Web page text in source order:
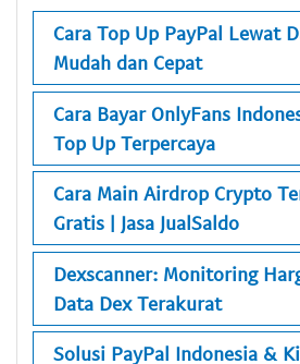
Cara Top Up PayPal Lewat
Mudah dan Cepat
Cara Bayar OnlyFans
Top Up Terpercaya
Cara Main Airdrop Crypto
Gratis | Jasa JualSaldo
Dexscanner: Monitoring
Data Dex Terakurat
Solusi PayPal Indonesia &